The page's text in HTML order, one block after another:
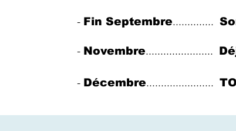
- ​ Fin Septembre..............
- Novembre.......................
- Décembre.......................